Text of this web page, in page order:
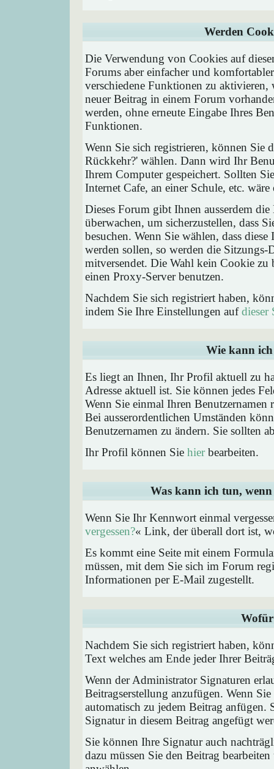
Werden
Die Verwendung von Cookies auf
Forums aber einfacher und
verschiedene Funktionen zu
neuer Beitrag in einem Forum
werden, ohne erneute Eingabe Ihres
Funktionen.
Wenn Sie sich registrieren, können Sie
Rückkehr?' wählen. Dann wird Ihr
Ihrem Computer gespeichert. Sollten
Internet Cafe, an einer Schule, etc.
Dieses Forum gibt Ihnen ausserdem
überwachen, um sicherzustellen, dass
besuchen. Wenn Sie wählen, dass
werden sollen, so werden die
mitversendet. Die Wahl kein Cookie zu
einen Proxy-Server benutzen.
Nachdem Sie sich registriert haben,
indem Sie Ihre Einstellungen aufdieser
Wie kann
Es liegt an Ihnen, Ihr Profil aktuell zu
Adresse aktuell ist. Sie können jedes
Wenn Sie einmal Ihren
Bei ausserordentlichen Umständen
Benutzernamen zu ändern. Sie sollten
Ihr Profil können Sie hierbearbeiten.
Was kann ich tun, wenn
Wenn Sie Ihr Kennwort einmal
vergessen?« Link, der überall dort ist,
Es kommt eine Seite mit einem
müssen, mit dem Sie sich im Forum
Informationen per E-Mail zugestellt.
Nachdem Sie sich registriert haben,
Text welches am Ende jeder Ihrer
Wenn der Administrator Signaturen
Beitragserstellung anzufügen. Wenn
automatisch zu jedem Beitrag
Signatur in diesem Beitrag angefügt
Sie können Ihre Signatur auch
dazu müssen Sie den Beitrag